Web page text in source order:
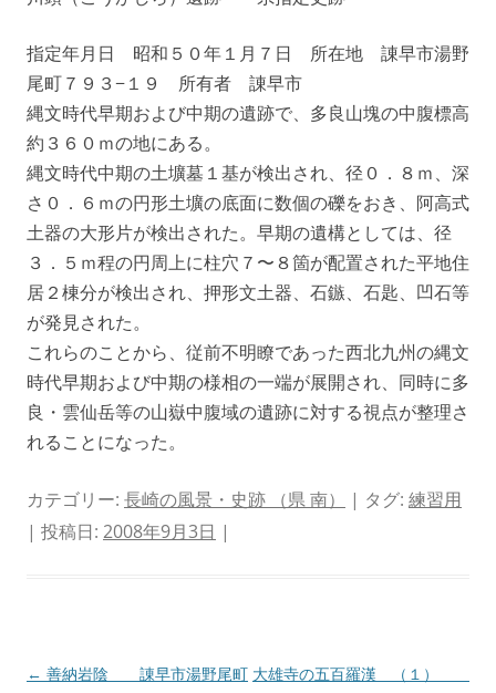
指定年月日 昭和５０年１月７日 所在地 諌早市湯野
尾町７９３−１９ 所有者 諌早市
縄文時代早期および中期の遺跡で、多良山塊の中腹標高
約３６０ｍの地にある。
縄文時代中期の土壙墓１基が検出され、径０．８ｍ、深
さ０．６ｍの円形土壙の底面に数個の礫をおき、阿高式
土器の大形片が検出された。早期の遺構としては、径
３．５ｍ程の円周上に柱穴７〜８箇が配置された平地住
居２棟分が検出され、押形文土器、石鏃、石匙、凹石等
が発見された。
これらのことから、従前不明瞭であった西北九州の縄文
時代早期および中期の様相の一端が展開され、同時に多
良・雲仙岳等の山嶽中腹域の遺跡に対する視点が整理さ
れることになった。
カテゴリー: 長崎の風景・史跡 （県 南） | タグ: 練習用
| 投稿日: 2008年9月3日 |
投
← 善納岩陰 諌早市湯野尾町 大雄寺の五百羅漢 （１）